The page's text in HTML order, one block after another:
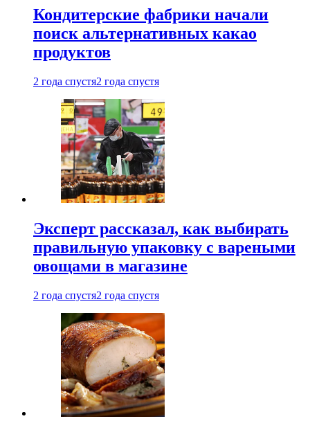
Кондитерские фабрики начали
поиск альтернативных какао
продуктов
2 года спустя2 года спустя
Эксперт рассказал, как выбирать
правильную упаковку с вареными
овощами в магазине
2 года спустя2 года спустя